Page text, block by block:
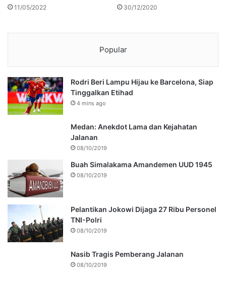
11/05/2022 30/12/2020
Popular
Rodri Beri Lampu Hijau ke Barcelona, Siap
Tinggalkan Etihad
4 mins ago
Medan: Anekdot Lama dan Kejahatan
Jalanan
08/10/2019
Buah Simalakama Amandemen UUD 1945
08/10/2019
Pelantikan Jokowi Dijaga 27 Ribu Personel
TNI-Polri
08/10/2019
Nasib Tragis Pemberang Jalanan
08/10/2019